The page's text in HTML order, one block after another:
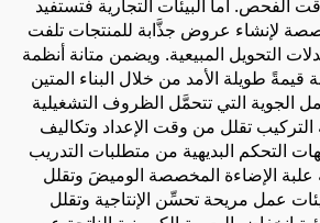
أما البيئات التجارية فتستفيد
لإنشاء عروض جذَّابة للمنتجات تلفت
التحويل المبيعية. ويضمن متانة أنظمة
طويلة الأمد من خلال البناء المتين
الجوية التي تتحمَّل الظروف التشغيلية
تقلل من وقت الإعداد وتكاليف
التحكم البديهية من متطلبات التدريب
علبة الإضاءة المخصصة الوميضَ وتقلل
عمل مريحة تحسِّن الإنتاجية وتقلل